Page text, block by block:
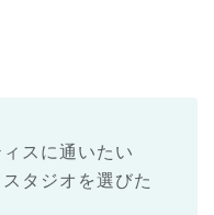
スに通いたい
タジオを選びた